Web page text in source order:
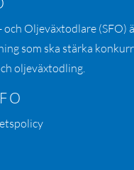
och Oljeväxtodlare (SFO)
som ska stärka
oljeväxtodling.